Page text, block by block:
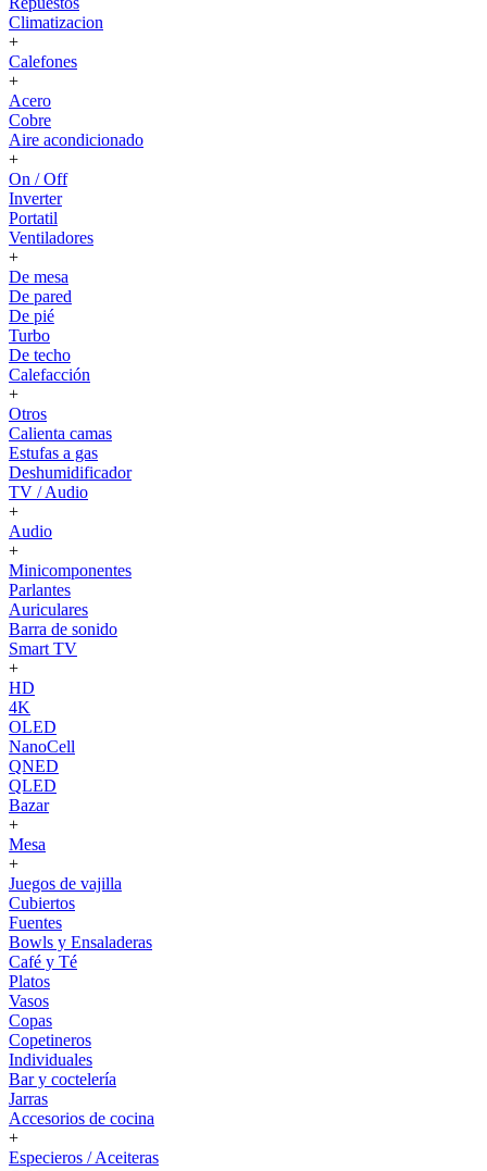
Climatizacion
+
Calefones
+
Acero
Cobre
Aire acondicionado
+
On / Off
Inverter
Portatil
Ventiladores
+
De mesa
De pared
De pié
Turbo
De techo
Calefacción
+
Otros
Calienta camas
Estufas a gas
Deshumidificador
TV / Audio
+
Audio
+
Minicomponentes
Parlantes
Auriculares
Barra de sonido
Smart TV
+
HD
4K
OLED
NanoCell
QNED
QLED
Bazar
+
Mesa
+
Juegos de vajilla
Cubiertos
Fuentes
Bowls y Ensaladeras
Café y Té
Platos
Vasos
Copas
Copetineros
Individuales
Bar y coctelería
Jarras
Accesorios de cocina
+
Especieros / Aceiteras